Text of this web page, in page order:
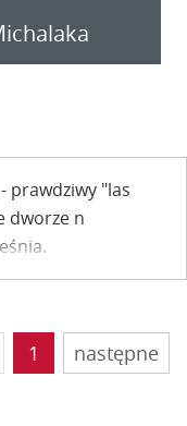
prawdziwy "las
dworze n
1 następne